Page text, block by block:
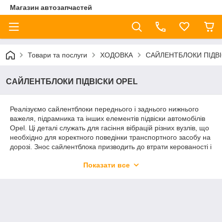
Магазин автозапчастей
Товари та послуги ХОДОВКА САЙЛЕНТБЛОКИ
САЙЛЕНТБЛОКИ ПІДВІСКИ OPEL
Реалізуємо сайлентблоки переднього і заднього нижнього
важеля, підрамника та інших елементів підвіски автомобілів
Opel. Ці деталі служать для гасіння вібрацій різних вузлів, що
необхідно для коректного поведінки транспортного засобу на
дорозі. Знос сайлентблока призводить до втрати керованості і
запчастини дозволить вам зберегти своє авто в робочому
Показати все